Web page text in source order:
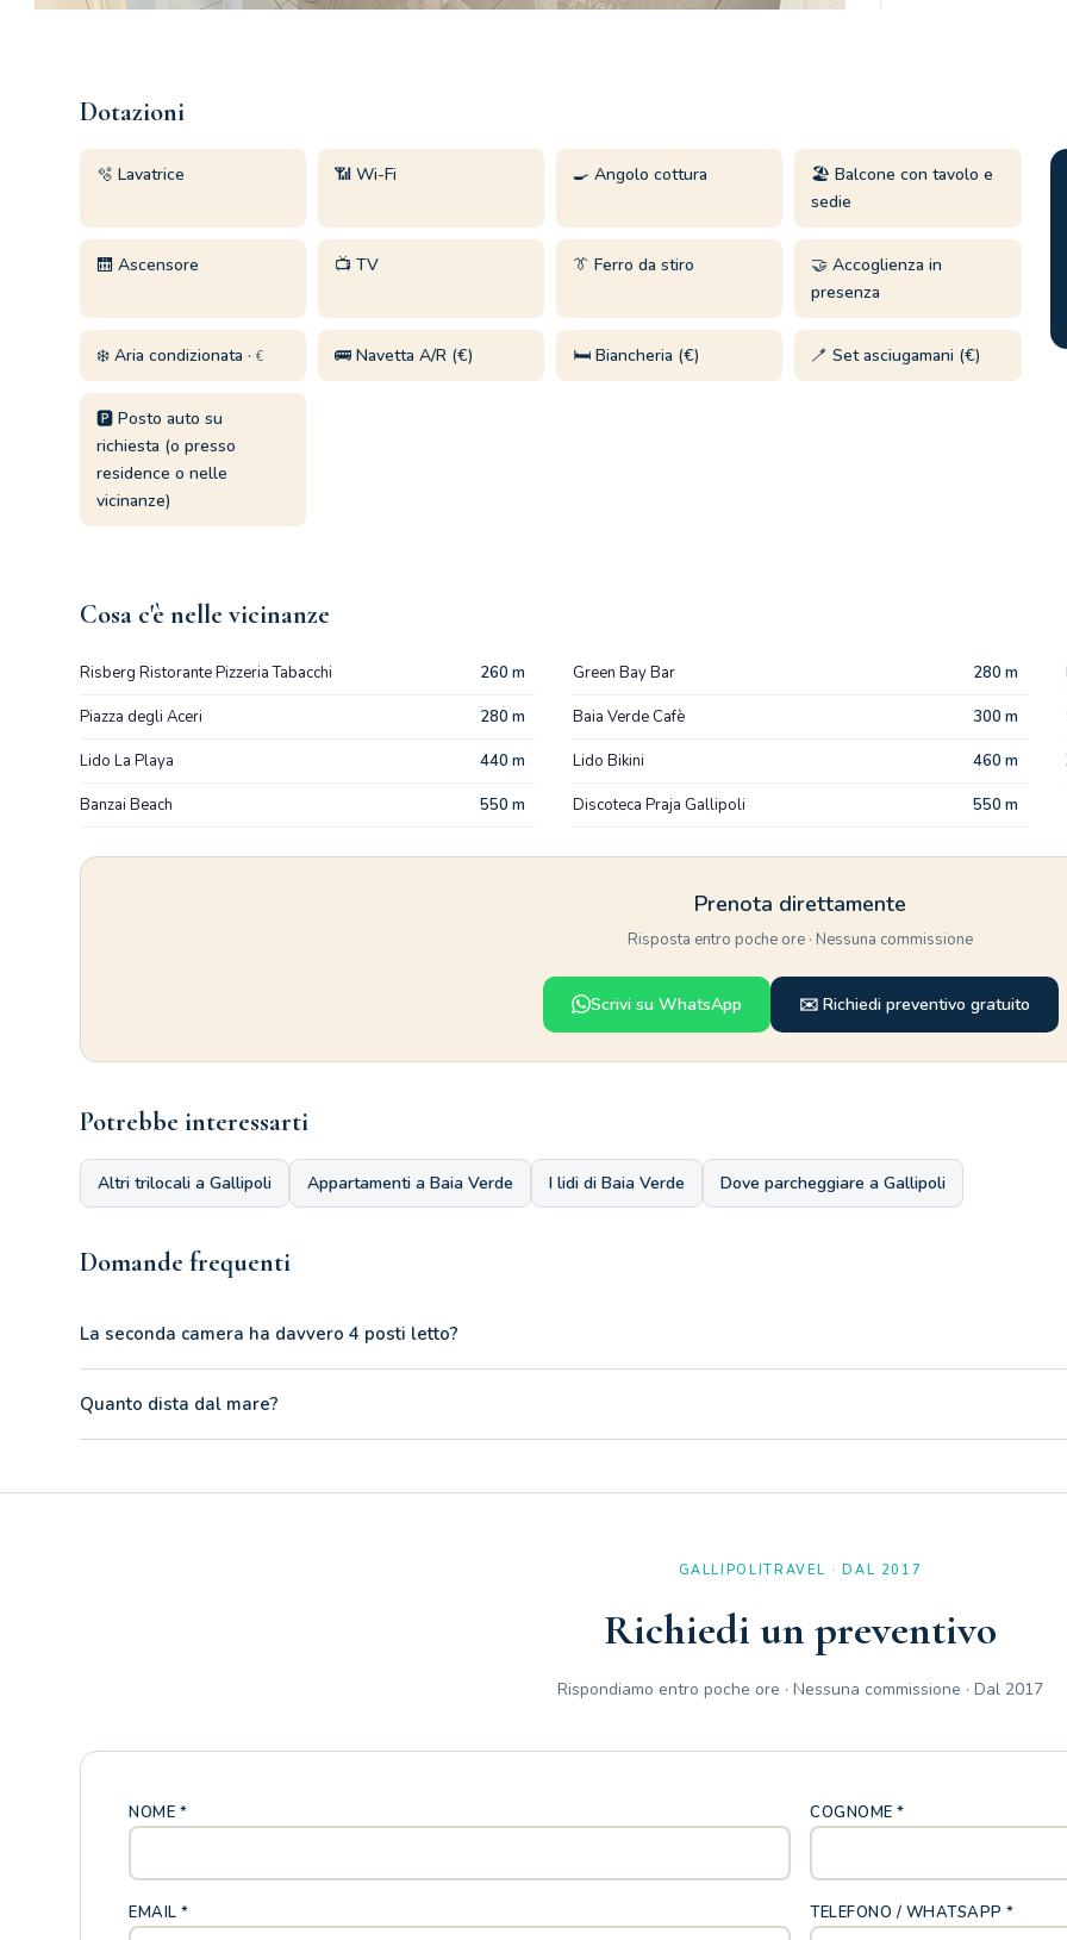
Dotazioni
🫧 Lavatrice 📶 Wi-Fi 🍳 Angolo cottura
🏖️ Balcone con tavolo e
sedie
🛗 Ascensore 📺 TV 👔 Ferro da stiro
🤝 Accoglienza in
presenza
❄️ Aria condizionata ·€ 🚌 Navetta A/R (€) 🛏️ Biancheria (€) 🪥 Set asciugamani (€)
🅿️ Posto auto su
richiesta (o presso
residence o nelle
vicinanze)
Cosa c'è nelle vicinanze
Risberg Ristorante Pizzeria Tabacchi 260 m Green Bay Bar 280 m
Piazza degli Aceri 280 m Baia Verde Cafè 300 m
Lido La Playa 440 m Lido Bikini 460 m
Banzai Beach 550 m Discoteca Praja Gallipoli 550 m
Prenota direttamente
Risposta entro poche ore · Nessuna commissione
Scrivi su WhatsApp ✉️ Richiedi preventivo gratuito
Potrebbe interessarti
Altri trilocali a Gallipoli Appartamenti a Baia Verde I lidi di Baia Verde Dove parcheggiare a Gallipoli
Domande frequenti
La seconda camera ha davvero 4 posti letto?
Quanto dista dal mare?
GALLIPOLITRAVEL · DAL 2017
Richiedi un preventivo
Rispondiamo entro poche ore · Nessuna commissione · Dal 2017
NOME * COGNOME *
EMAIL * TELEFONO / WHATSAPP *